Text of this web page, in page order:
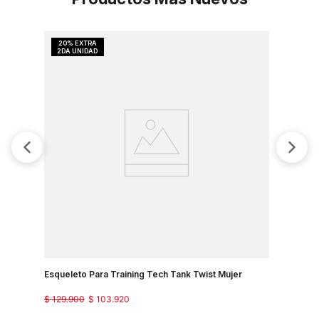
Esqueleto Para Training Tech Tank Twist Mujer
$ 103.920
$ 129.900